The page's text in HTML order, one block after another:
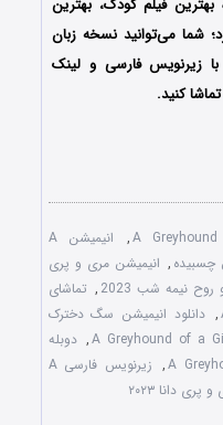
فیلم کودک، بهترین
شما می‌توانید نسخه زبان
زیرنویس فارسی و لینک
کنید.
A
,
انیمیشن A
, انیمیشن مری و پری
نیمه شب 2023 , تماشای
, دانلود انیمیشن سگ دخترک
, دوبله
,
زیرنویس فارسی A
دانا ۲۰۲۳